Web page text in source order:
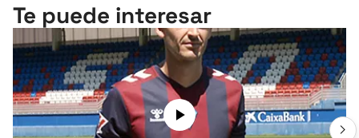
Te puede interesar